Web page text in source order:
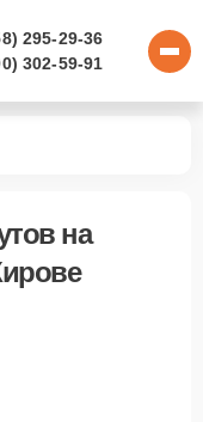
295-29-36
302-59-91
на